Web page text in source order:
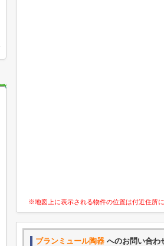
※地図上に表示される物件の位置は付近住所
ブランミュール陶器 へのお問い合わ